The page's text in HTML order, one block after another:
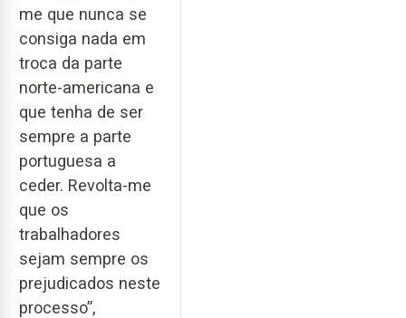
me que nunca se
consiga nada em
troca da parte
norte-americana e
que tenha de ser
sempre a parte
portuguesa a
ceder. Revolta-me
que os
trabalhadores
sejam sempre os
prejudicados neste
processo”,